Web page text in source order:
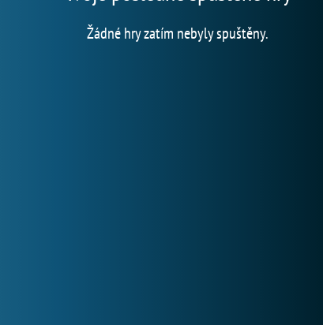
Žádné hry zatím nebyly spuštěny.